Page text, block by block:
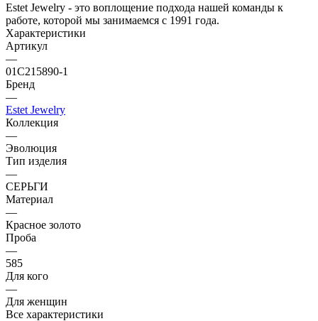
Estet Jewelry - это воплощение подхода нашей команды к
работе, которой мы занимаемся с 1991 года.
Характеристики
Артикул
—
01С215890-1
Бренд
—
Estet Jewelry
Коллекция
—
Эволюция
Тип изделия
—
СЕРЬГИ
Материал
—
Красное золото
Проба
—
585
Для кого
—
Для женщин
Все характеристики